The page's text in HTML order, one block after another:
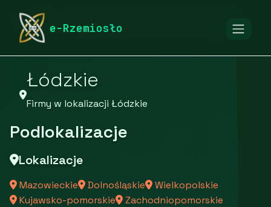
e-Rzemiosło
rymarstwo-poznan.pl
Łódzkie
Firmy w lokalizacji Łódzkie
Podlokalizacje
Lokalizacje
Mazowieckie Dolnośląskie
Wielkopolskie
Kujawsko-pomorskie
Zachodniopomorskie